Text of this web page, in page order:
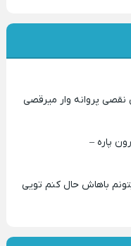
پروانه وار میرقصی
پاره –
باهاش حال کنم تویی